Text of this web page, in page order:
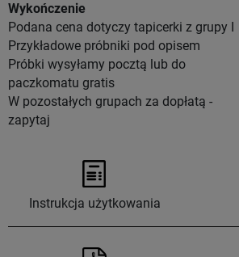
Wykończenie
Podana cena dotyczy tapicerki z grupy I
Przykładowe próbniki pod opisem
Próbki wysyłamy pocztą lub do
paczkomatu gratis
W pozostałych grupach za dopłatą -
zapytaj
Instrukcja użytkowania